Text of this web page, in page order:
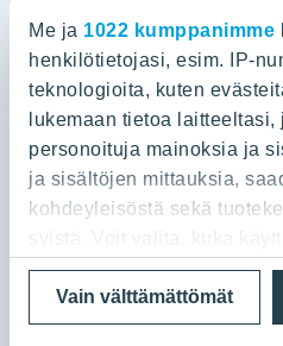
Me ja 1022 kumppanimme
henkilötietojasi, esim. IP-
teknologioita, kuten
lukemaan tietoa
personoituja mainoksia ja
ja sisältöjen mittauksia,
kohdeyleisöstä sekä
syistä. Voit valita, kuka
tarkoituksiin.
Jos sallit, haluamme myös
Vain välttämättömät
Töihin meille
Sijoittajat
Projektit
Vastuullisuus
Media
Yhteystiedot
Myytävät asunnot
Vuokrattavat toimitilat
Kiinteistösijoittaminen
Infrarakentaminen
Toimitilarakentaminen
Teollisuusrakentaminen
YIT:n pääkonttori
Panuntie 11, PL 36, 00620 Helsinki
020 433 111